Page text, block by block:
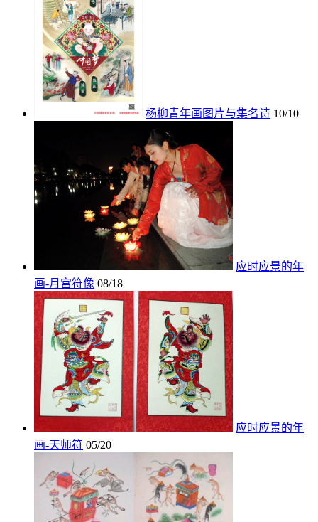
杨柳青年画图片与集名诗 10/10
应时应景的年
画-月宫符像 08/18
应时应景的年
画-天师符 05/20